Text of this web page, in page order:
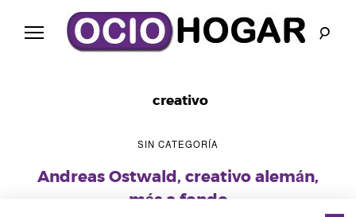
contenido
g
creativo
SIN CATEGORÍA
Andreas Ostwald, creativo alemán,
más a fondo